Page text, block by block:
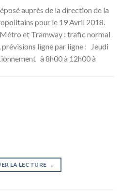
auprès de la direction de la
pour le 19 Avril 2018.
et Tramway : trafic normal
ligne par ligne : Jeudi
à 8h00 à 12h00 à
LA LECTURE →